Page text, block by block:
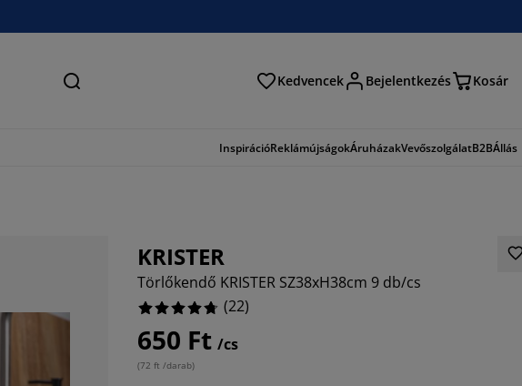
Keresés Kedvencek Bejelentkezés Kosár
InspirációReklámújságokÁruházakVevőszolgálatB2BÁllás
KRISTER
Törlőkendő KRISTER SZ38xH38cm 9 db/cs
(22)
650 Ft /cs
(72 ft /darab)
86.36363636363636%